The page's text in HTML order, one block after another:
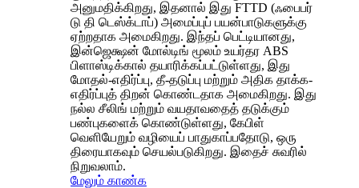
அனுமதிக்கிறது, இதனால் இது FTTD (ஃபைபர்
டு தி டெஸ்க்டாப்) அமைப்புப் பயன்பாடுகளுக்கு
ஏற்றதாக அமைகிறது. இந்தப் பெட்டியானது,
இன்ஜெக்ஷன் மோல்டிங் மூலம் உயர்தர ABS
பிளாஸ்டிக்கால் தயாரிக்கப்பட்டுள்ளது, இது
மோதல்-எதிர்ப்பு, தீ-தடுப்பு மற்றும் அதிக தாக்க-
எதிர்ப்புத் திறன் கொண்டதாக அமைகிறது. இது
நல்ல சீலிங் மற்றும் வயதாவதைத் தடுக்கும்
பண்புகளைக் கொண்டுள்ளது, கேபிள்
வெளியேறும் வழியைப் பாதுகாப்பதோடு, ஒரு
திரையாகவும் செயல்படுகிறது. இதைச் சுவரில்
நிறுவலாம்.
மேலும் காண்க